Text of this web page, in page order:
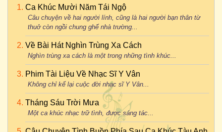
Ca Khúc Mười Năm Tái Ngộ
Câu chuyện về hai người lính, cũng là hai người bạn thân từ
thuở còn ngồi chung ghế nhà trường...
Về Bài Hát Nghìn Trùng Xa Cách
Nghìn trùng xa cách là một trong những tình khúc...
Phim Tài Liệu Về Nhạc Sĩ Y Vân
Không chỉ kể lại cuộc đời nhạc sĩ Y Vân...
Tháng Sáu Trời Mưa
Một ca khúc nhạc trữ tình, được sáng tác...